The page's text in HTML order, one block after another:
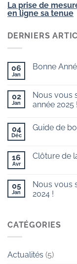
La prise de
en ligne sa tenue
DERNIERS
06
Jan
Bonne
Bonne
Année
2026
02
Jan
Nous vous
année 2025 !
sur
à
tous,
année
2025
!
04
Déc
Guide de
Guide
16
Avr
Clôture de
Clôture
de
la
05
Jan
Nous vous
2024 !
Nous
vous
une
CATÉGORIES
Actualités (5)